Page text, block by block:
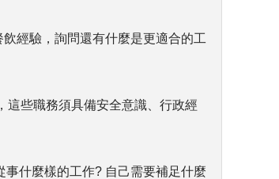
經驗，詢問還有什麼是更適合的工
這些職務須具備安全意識、行政經
什麼樣的工作? 自己需要補足什麼